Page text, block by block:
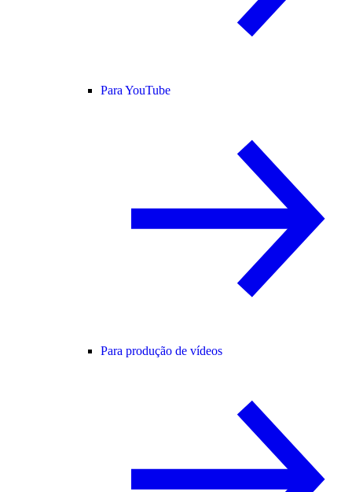
Para YouTube
Para produção de vídeos